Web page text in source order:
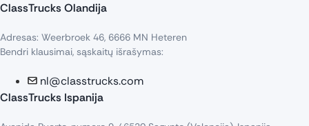
ClassTrucks Olandija​
Adresas: Weerbroek 46, 6666 MN Heteren
Bendri klausimai, sąskaitų išrašymas:
nl@classtrucks.com
ClassTrucks Ispanija